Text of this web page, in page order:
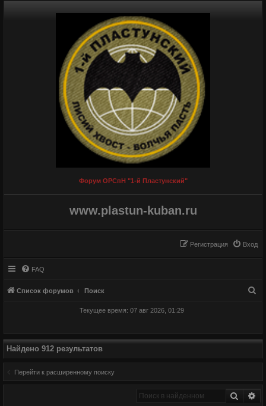
Форум ОРСпН "1-й Пластунский"
www.plastun-kuban.ru
Вход
Регистрация
FAQ
Список форумов Поиск
Текущее время: 07 авг 2026, 01:29
Найдено 912 результатов
Перейти к расширенному поиску
Поиск